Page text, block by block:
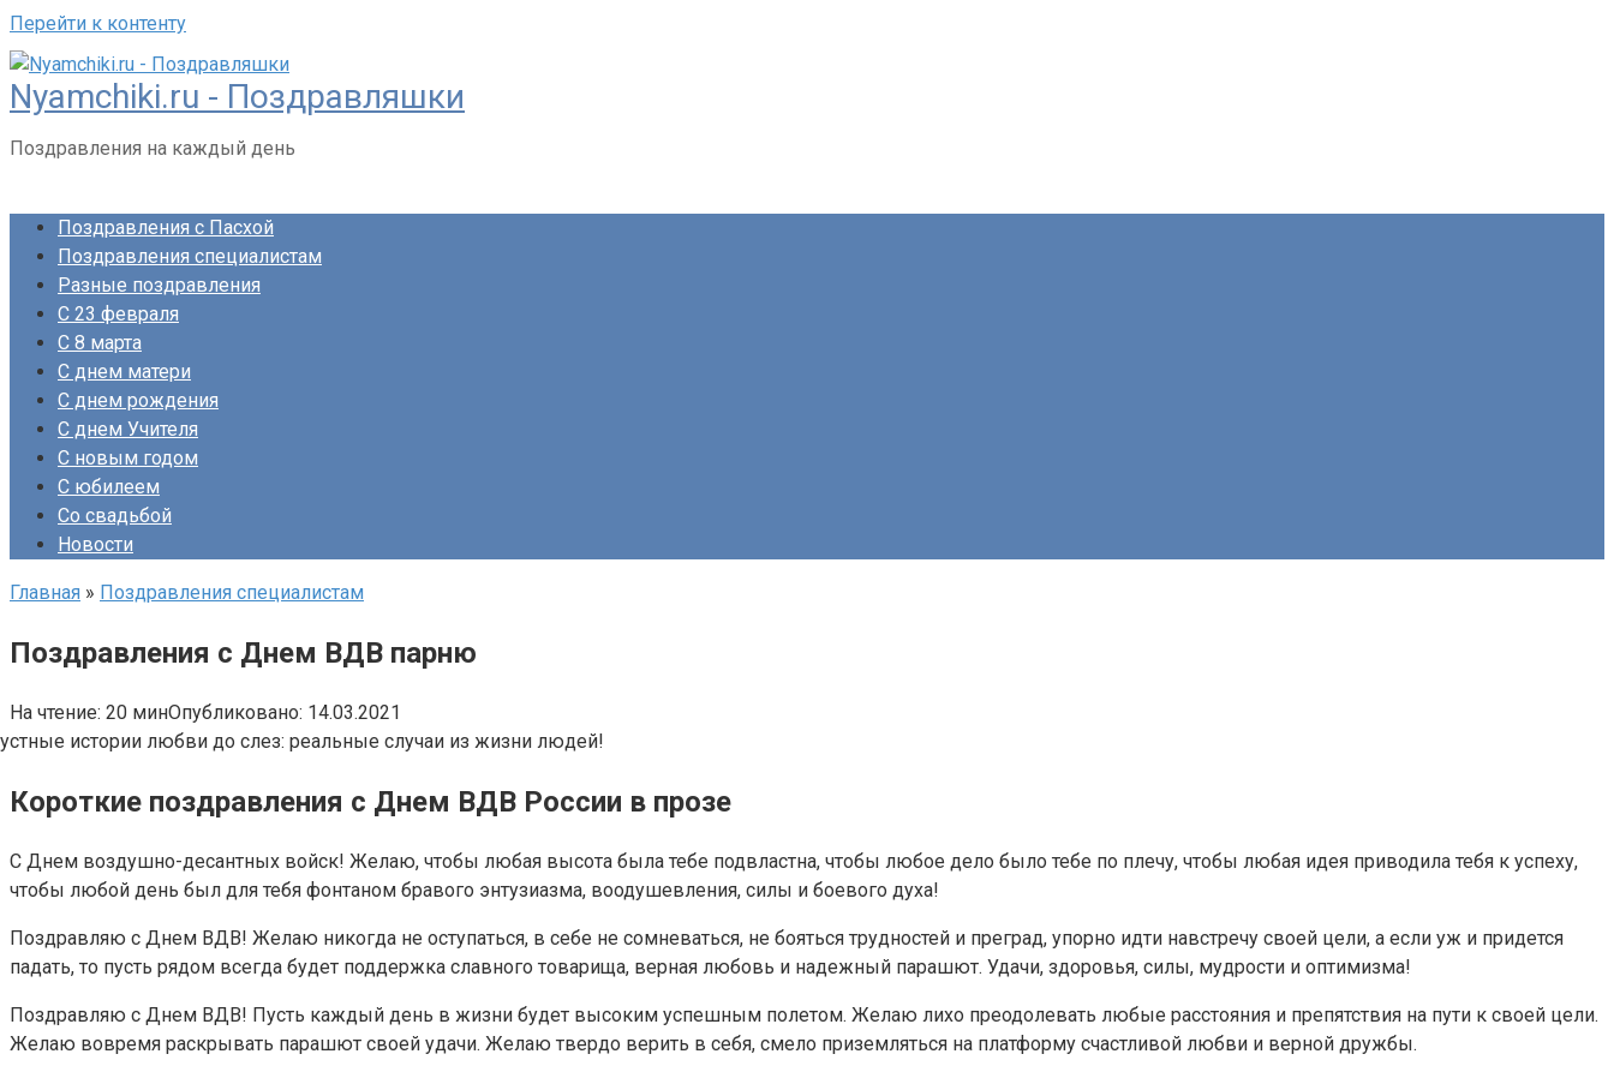
Перейти к контенту
Nyamchiki.ru - Поздравляшки
Поздравления на каждый день
Поздравления с Пасхой
Поздравления специалистам
Разные поздравления
С 23 февраля
С 8 марта
С днем матери
С днем рождения
С днем Учителя
С новым годом
С юбилеем
Со свадьбой
Новости
Главная » Поздравления специалистам
Поздравления с Днем ВДВ парню
На чтение: 20 минОпубликовано: 14.03.2021
Короткие поздравления с Днем ВДВ России в прозе
С Днем воздушно-десантных войск! Желаю, чтобы любая высота была тебе подвластна, чтобы любое дело было тебе по плечу, чтобы любая идея приводила тебя к успеху,
чтобы любой день был для тебя фонтаном бравого энтузиазма, воодушевления, силы и боевого духа!
Поздравляю с Днем ВДВ! Желаю никогда не оступаться, в себе не сомневаться, не бояться трудностей и преград, упорно идти навстречу своей цели, а если уж и придется
падать, то пусть рядом всегда будет поддержка славного товарища, верная любовь и надежный парашют. Удачи, здоровья, силы, мудрости и оптимизма!
Поздравляю с Днем ВДВ! Пусть каждый день в жизни будет высоким успешным полетом. Желаю лихо преодолевать любые расстояния и препятствия на пути к своей цели.
Желаю вовремя раскрывать парашют своей удачи. Желаю твердо верить в себя, смело приземляться на платформу счастливой любви и верной дружбы.